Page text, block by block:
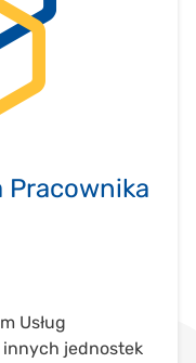
Pracownika
Usług
innych jednostek